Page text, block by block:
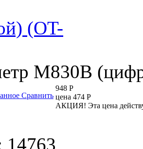
M830B
Сравнить
948 Р
цена 474 Р
АКЦИЯ! Эта цена
14763